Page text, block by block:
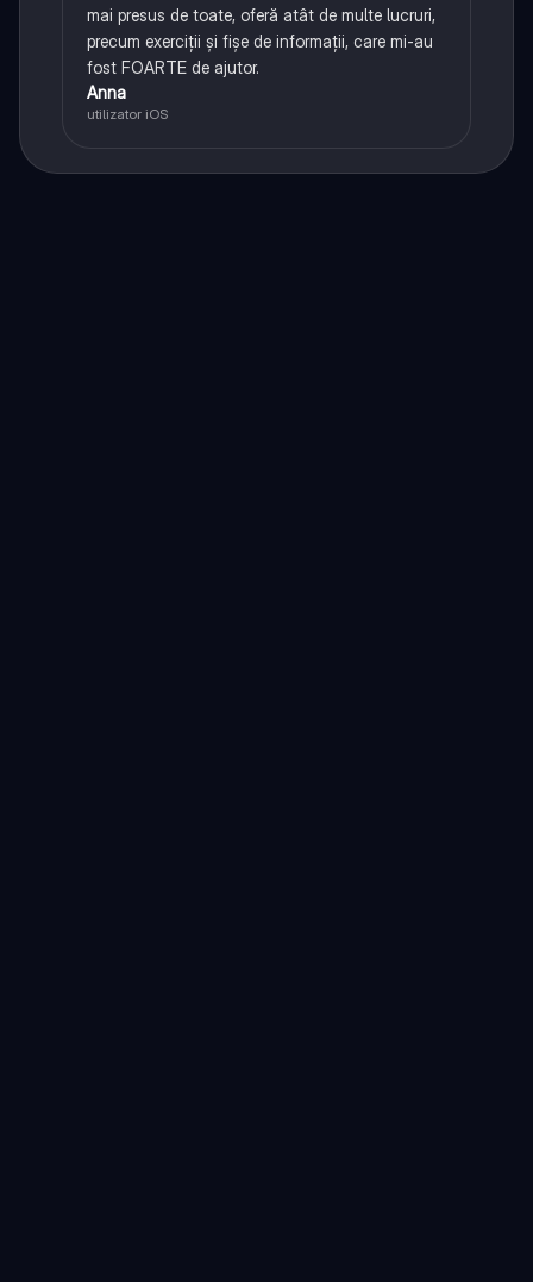
mai presus de toate, oferă atât de multe lucruri,
precum exerciții și fișe de informații, care mi-au
fost FOARTE de ajutor.
Anna
utilizator iOS